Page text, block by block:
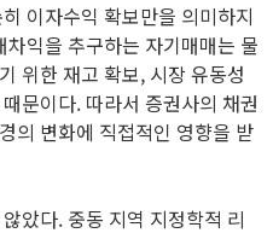
이자수익 확보만을 의미하지
익을 추구하는 자기매매는 물
위한 재고 확보, 시장 유동성
문이다. 따라서 증권사의 채권
의 변화에 직접적인 영향을 받
았다. 중동 지역 지정학적 리